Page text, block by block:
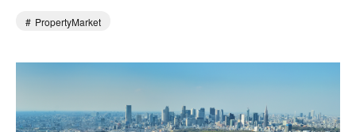
PropertyMarket